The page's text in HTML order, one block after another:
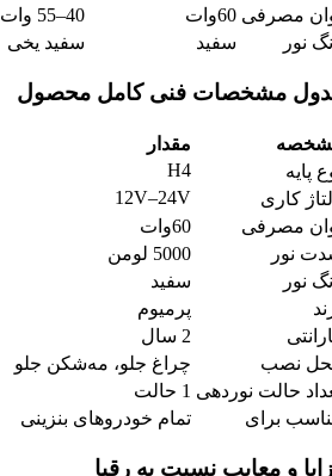
مصرفی 60وات 40–55 وات
نور
سفید سفید یخی
مشخصات فنی کامل محصول
مقدار
پایه
H4
کاری
12V–24V
مصرفی
60وات
نور
5000 لومن
نور
سفید
پرمیوم
2 سال
نصب
چراغ جلو، مه‌شکن جلو
حالت نوردهی 1 حالت
برای
تمام خودروهای بنزینی
و معایب نسبت به رقبا